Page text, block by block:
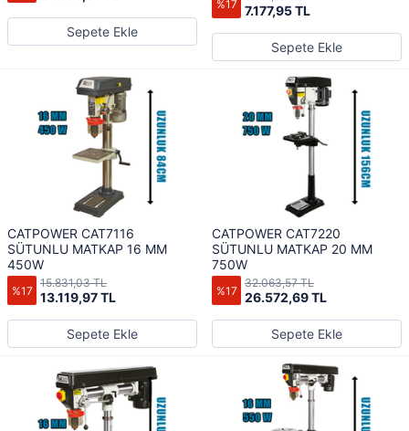
Sepete Ekle
%17 7.177,95 TL
Sepete Ekle
CATPOWER CAT7116
SÜTUNLU MATKAP 16 MM
450W
%17 13.119,97 TL
15.831,03 TL
Sepete Ekle
CATPOWER CAT7220
SÜTUNLU MATKAP 20 MM
750W
%17 26.572,69 TL
32.063,57 TL
Sepete Ekle